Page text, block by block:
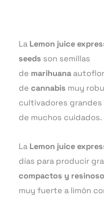
La Lemon juice
seeds son semillas
de marihuana
de cannabis muy
cultivadores
de muchos cuidados.
La Lemon juice
días para producir
compactos y
muy fuerte a limón